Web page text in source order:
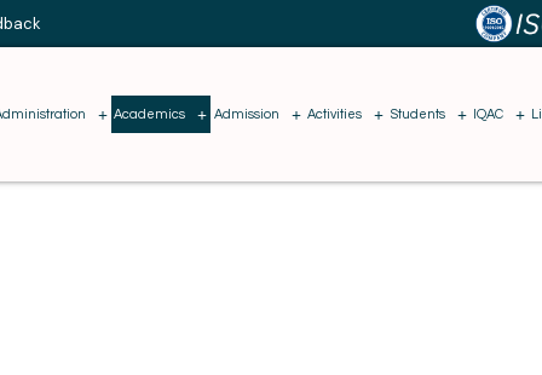
Academics Admission Activities Students IQAC